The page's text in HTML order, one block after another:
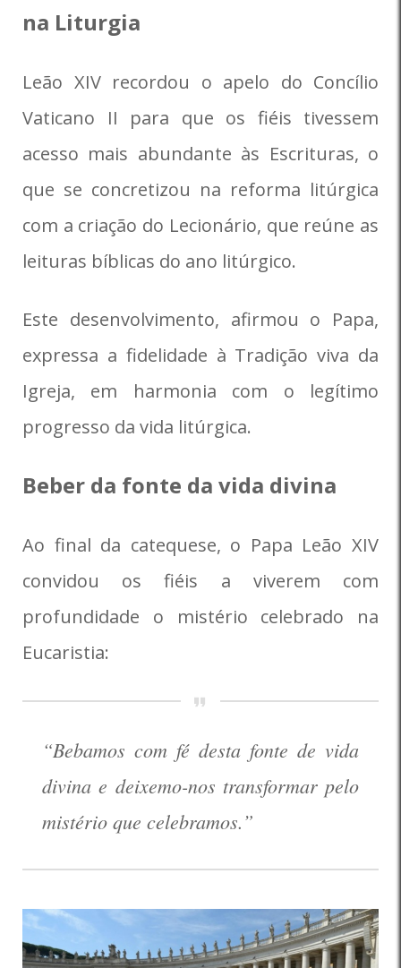
na Liturgia
Leão XIV recordou o apelo do Concílio
Vaticano II para que os fiéis tivessem
acesso mais abundante às Escrituras, o
que se concretizou na reforma litúrgica
com a criação do Lecionário, que reúne as
leituras bíblicas do ano litúrgico.
Este desenvolvimento, afirmou o Papa,
expressa a fidelidade à Tradição viva da
Igreja, em harmonia com o legítimo
progresso da vida litúrgica.
Beber da fonte da vida divina
Ao final da catequese, o Papa Leão XIV
convidou os fiéis a viverem com
profundidade o mistério celebrado na
Eucaristia:
“Bebamos com fé desta fonte de vida
divina e deixemo-nos transformar pelo
mistério que celebramos.”